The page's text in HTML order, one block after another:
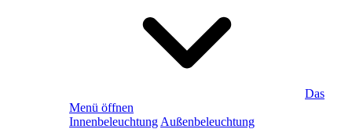
Das
Menü öffnen
Innenbeleuchtung Außenbeleuchtung